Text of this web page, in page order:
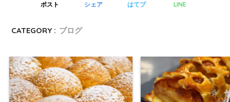
ポスト シェア はてブ LINE
CATEGORY : ブログ